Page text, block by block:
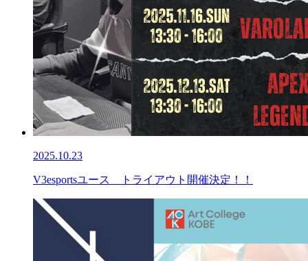
2025.10.23
V3esportsユース トライアウト開催決定！！